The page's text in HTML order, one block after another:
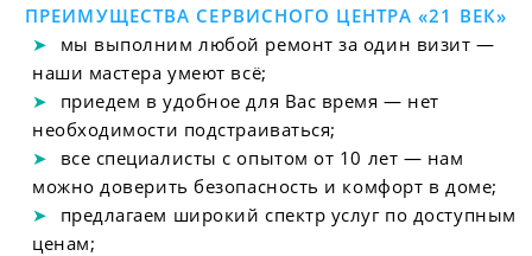
ПРЕИМУЩЕСТВА СЕРВИСНОГО ЦЕНТРА «21 ВЕК»
мы выполним любой ремонт за один визит —
наши мастера умеют всё;
приедем в удобное для Вас время — нет
необходимости подстраиваться;
все специалисты с опытом от 10 лет — нам
можно доверить безопасность и комфорт в доме;
предлагаем широкий спектр услуг по доступным
ценам;